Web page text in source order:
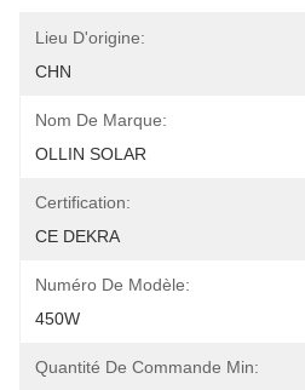
Lieu D'origine:
CHN
Nom De Marque:
OLLIN SOLAR
Certification:
CE DEKRA
Numéro De Modèle:
450W
Quantité De Commande Min: